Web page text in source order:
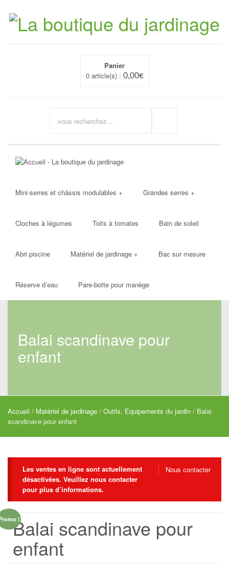
Panier
0 article(s) : 0,00€
Mini-serres et châssis modulables + Grandes serres +
Cloches à légumes Toits à tomates Bain de soleil
Abri piscine Matériel de jardinage + Bac sur mesure
Réserve d’eau Pare-botte pour manège
Balai scandinave pour
enfant
Accueil / Matériel de jardinage / Outils, Equipements du jardin / Balai
scandinave pour enfant
Nous contacter
Les ventes en ligne sont actuellement
désactivées. Veuillez nous contacter
pour plus d’informations.
!
Balai scandinave pour
enfant